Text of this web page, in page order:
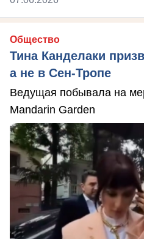
Общество
Тина Канделаки
а не в Сен-Тропе
Ведущая побывала на
Mandarin Garden